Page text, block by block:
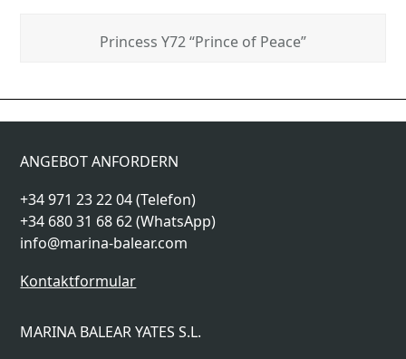
Princess Y72 “Prince of Peace”
previous
next
ANGEBOT ANFORDERN
+34 971 23 22 04 (Telefon)
+34 680 31 68 62 (WhatsApp)
info@marina-balear.com
Kontaktformular
MARINA BALEAR YATES S.L.